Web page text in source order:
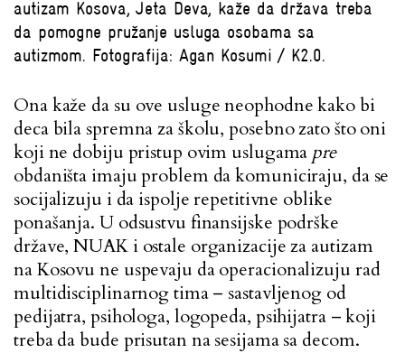
autizam Kosova, Jeta Deva, kaže da država treba
da pomogne pružanje usluga osobama sa
autizmom. Fotografija: Agan Kosumi / K2.0.
Ona kaže da su ove usluge neophodne kako bi
deca bila spremna za školu, posebno zato što oni
koji ne dobiju pristup ovim uslugama pre
obdaništa imaju problem da komuniciraju, da se
socijalizuju i da ispolje repetitivne oblike
ponašanja. U odsustvu finansijske podrške
države, NUAK i ostale organizacije za autizam
na Kosovu ne uspevaju da operacionalizuju rad
multidisciplinarnog tima – sastavljenog od
pedijatra, psihologa, logopeda, psihijatra – koji
treba da bude prisutan na sesijama sa decom.